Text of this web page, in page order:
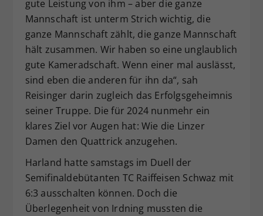
gute Leistung von ihm – aber die ganze
Mannschaft ist unterm Strich wichtig, die
ganze Mannschaft zählt, die ganze Mannschaft
hält zusammen. Wir haben so eine unglaublich
gute Kameradschaft. Wenn einer mal auslässt,
sind eben die anderen für ihn da“, sah
Reisinger darin zugleich das Erfolgsgeheimnis
seiner Truppe. Die für 2024 nunmehr ein
klares Ziel vor Augen hat: Wie die Linzer
Damen den Quattrick anzugehen.
Harland hatte samstags im Duell der
Semifinaldebütanten TC Raiffeisen Schwaz mit
6:3 ausschalten können. Doch die
Überlegenheit von Irdning mussten die